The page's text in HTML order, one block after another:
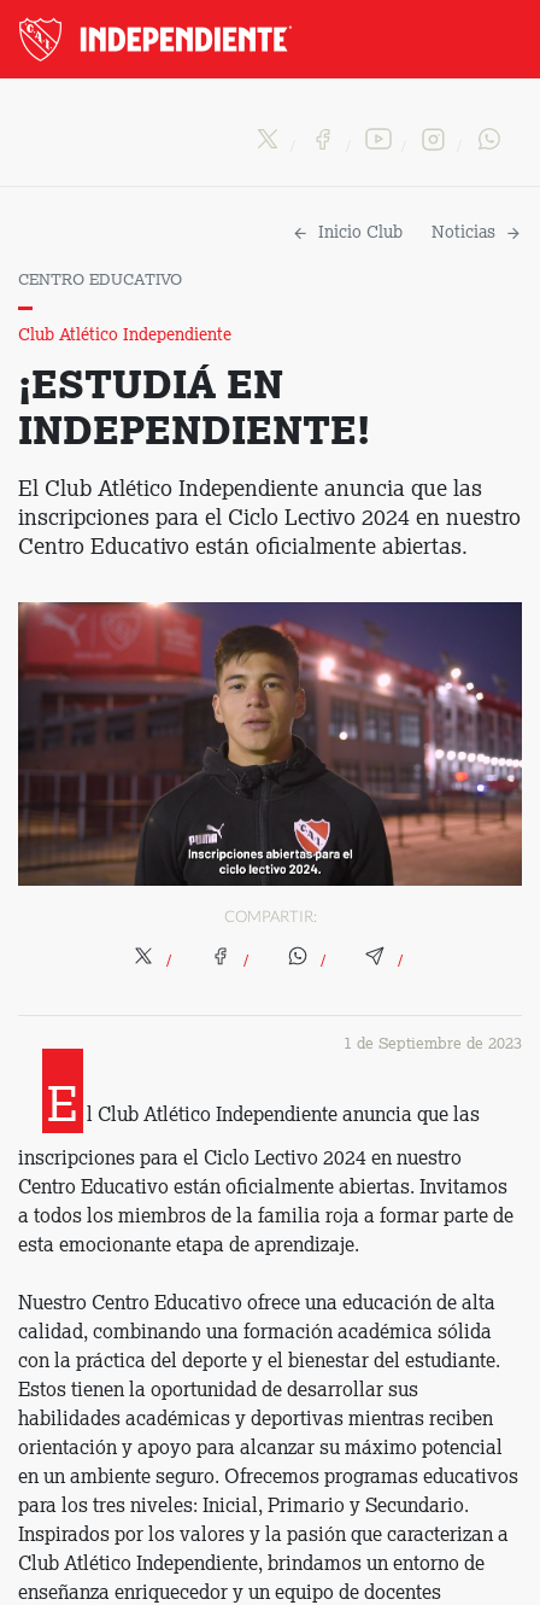
Noticias
Inicio Club
CENTRO EDUCATIVO
Club Atlético Independiente
¡ESTUDIÁ EN
INDEPENDIENTE!
El Club Atlético Independiente anuncia que las
inscripciones para el Ciclo Lectivo 2024 en nuestro
Centro Educativo están oficialmente abiertas.
COMPARTIR:
1 de Septiembre de 2023
E l Club Atlético Independiente anuncia que las
inscripciones para el Ciclo Lectivo 2024 en nuestro
Centro Educativo están oficialmente abiertas. Invitamos
a todos los miembros de la familia roja a formar parte de
esta emocionante etapa de aprendizaje.
Nuestro Centro Educativo ofrece una educación de alta
calidad, combinando una formación académica sólida
con la práctica del deporte y el bienestar del estudiante.
Estos tienen la oportunidad de desarrollar sus
habilidades académicas y deportivas mientras reciben
orientación y apoyo para alcanzar su máximo potencial
en un ambiente seguro. Ofrecemos programas educativos
para los tres niveles: Inicial, Primario y Secundario.
Inspirados por los valores y la pasión que caracterizan a
Club Atlético Independiente, brindamos un entorno de
enseñanza enriquecedor y un equipo de docentes